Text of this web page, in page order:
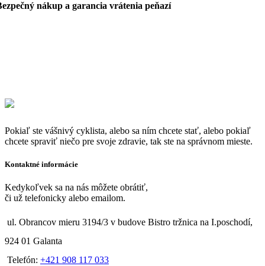
nákup a garancia vrátenia peňazí
Pokiaľ ste vášnivý cyklista, alebo sa ním chcete stať, alebo pokiaľ
chcete spraviť niečo pre svoje zdravie, tak ste na správnom mieste.
Kontaktné informácie
Kedykoľvek sa na nás môžete obrátiť,
či už telefonicky alebo emailom.
ul. Obrancov mieru 3194/3 v budove Bistro tržnica na I.poschodí,
924 01 Galanta
Telefón: +421 908 117 033